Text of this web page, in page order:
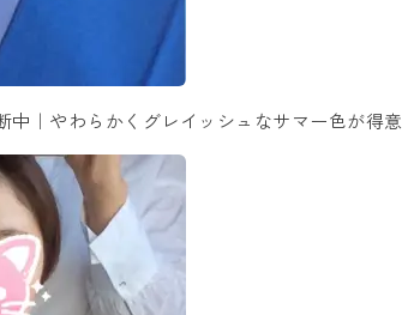
中｜やわらかくグレイッシュなサマー色が得意